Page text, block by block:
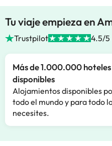
Tu viaje empieza en
Trustpilot 4.5/5
Más de 1.000.000 hoteles
disponibles
Alojamientos disponibles
todo el mundo y para todo
necesites.